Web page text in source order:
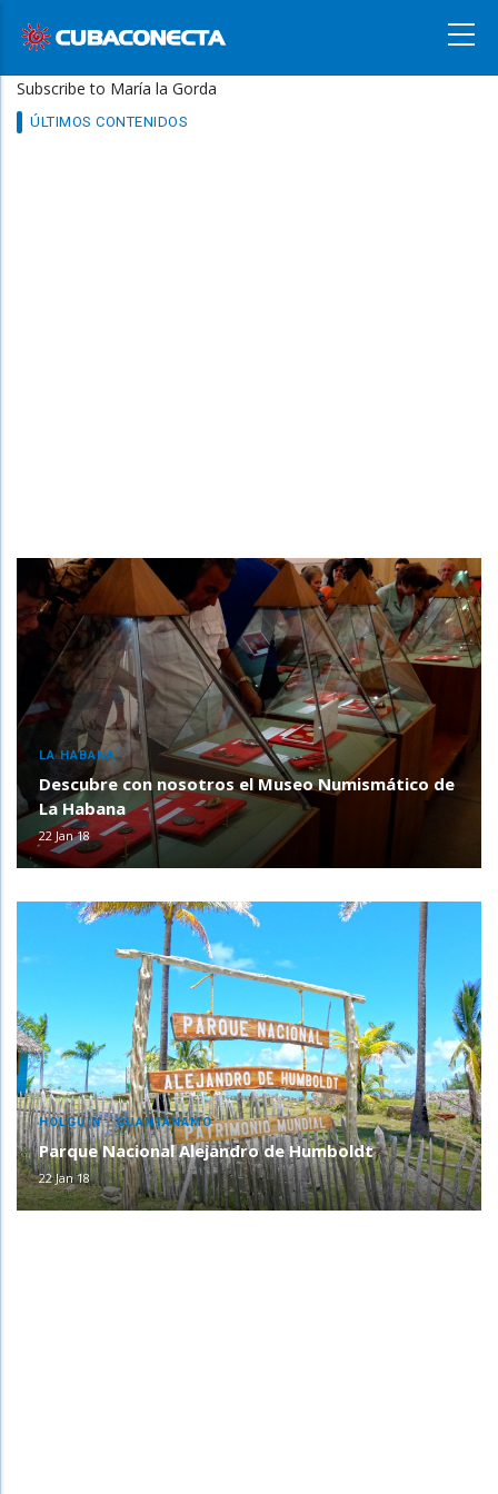
content
Subscribe to María la Gorda
ÚLTIMOS CONTENIDOS
LA HABANA
Descubre con nosotros el Museo Numismático de
La Habana
22 Jan 18
HOLGUÍN ,GUANTÁNAMO
Parque Nacional Alejandro de Humboldt
22 Jan 18